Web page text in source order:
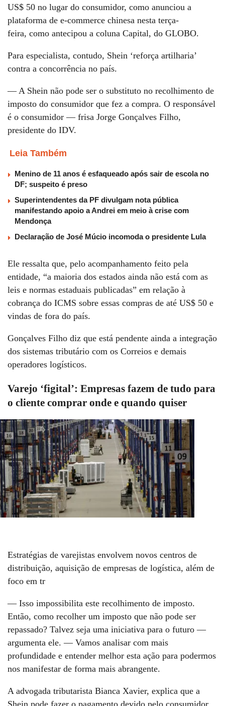
US$ 50 no lugar do consumidor, como anunciou a
plataforma de e-commerce chinesa nesta terça-
feira, como antecipou a coluna Capital, do GLOBO.
Para especialista, contudo, Shein ‘reforça artilharia’
contra a concorrência no país.
— A Shein não pode ser o substituto no recolhimento de
imposto do consumidor que fez a compra. O responsável
é o consumidor — frisa Jorge Gonçalves Filho,
presidente do IDV.
Leia Também
Menino de 11 anos é esfaqueado após sair de escola no
DF; suspeito é preso
Superintendentes da PF divulgam nota pública
manifestando apoio a Andrei em meio à crise com
Mendonça
Declaração de José Múcio incomoda o presidente Lula
Ele ressalta que, pelo acompanhamento feito pela
entidade, “a maioria dos estados ainda não está com as
leis e normas estaduais publicadas” em relação à
cobrança do ICMS sobre essas compras de até US$ 50 e
vindas de fora do país.
Gonçalves Filho diz que está pendente ainda a integração
dos sistemas tributário com os Correios e demais
operadores logísticos.
Varejo ‘figital’: Empresas fazem de tudo para
o cliente comprar onde e quando quiser
Estratégias de varejistas envolvem novos centros de
distribuição, aquisição de empresas de logística, além de
foco em tr
— Isso impossibilita este recolhimento de imposto.
Então, como recolher um imposto que não pode ser
repassado? Talvez seja uma iniciativa para o futuro —
argumenta ele. — Vamos analisar com mais
profundidade e entender melhor esta ação para podermos
nos manifestar de forma mais abrangente.
A advogada tributarista Bianca Xavier, explica que a